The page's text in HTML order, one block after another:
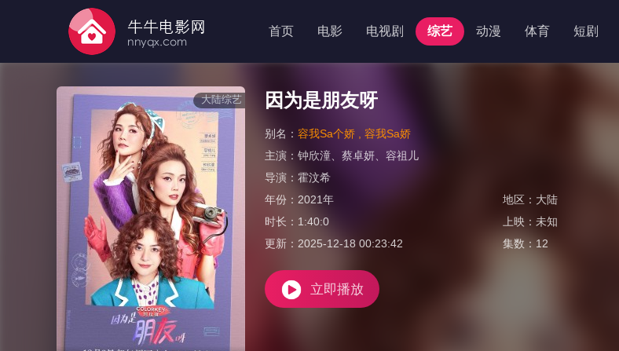
首页 电影 电视剧 综艺 动漫 体育 短剧
大陆综艺 因为是朋友呀
别名： 容我Sa个娇 , 容我Sa娇
主演： 钟欣潼 蔡卓妍
容祖儿
导演： 霍汶希
年份： 2021年 地区： 大陆
时长： 1:40:0 上映：未知
更新： 2025-12-18 00:23:42 集数： 12
立即播放